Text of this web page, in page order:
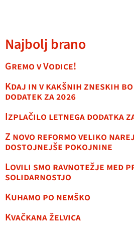
Najbolj brano
Gremo v Vodice!
Kdaj in v kakšnih zneskih
dodatek za 2026
Izplačilo letnega dodatka
Z novo reformo veliko
dostojnejše pokojnine
Lovili smo ravnotežje med
solidarnostjo
Kuhamo po nemško
Kvačkana želvica